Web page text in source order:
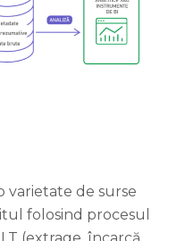
varietate de surse
folosind procesul